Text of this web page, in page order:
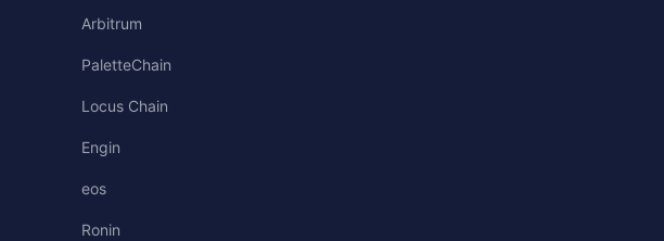
Arbitrum
PaletteChain
Locus Chain
Engin
eos
Ronin